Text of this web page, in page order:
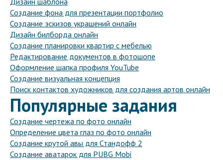
Создание фона для презентации портфолио
Создание эскизов украшений онлайн
Дизайн билборда онлайн
Создание планировки квартир с мебелью
Редактирование документов в фотошопе
Оформление шапка профиля YouTube
Создание визуальная концепция
Поиск контактов художников для создания артов онлайн
Популярные задания
Создание чертежа по фото онлайн
Определение цвета глаз по фото онлайн
Создание крутой авы для Стандофф 2
Создание аватарок для PUBG Mobi